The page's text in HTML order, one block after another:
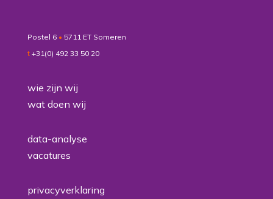
Postel 6 • 5711 ET Someren
t +31(0) 492 33 50 20
wie zijn wij
wat doen wij
data-analyse
vacatures
privacyverklaring